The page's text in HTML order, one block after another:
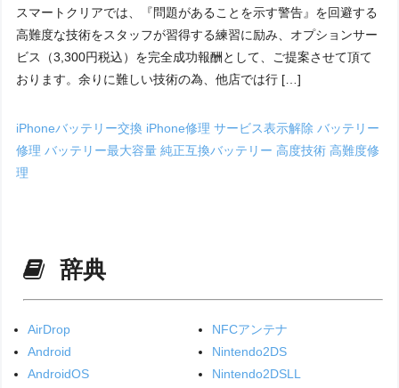
スマートクリアでは、『問題があることを示す警告』を回避する
高難度な技術をスタッフが習得する練習に励み、オプションサー
ビス（3,300円税込）を完全成功報酬として、ご提案させて頂て
おります。余りに難しい技術の為、他店では行 […]
iPhoneバッテリー交換 iPhone修理サービス表示解除バッテリー
修理バッテリー最大容量純正互換バッテリー高度技術高難度修
理
辞典
AirDrop
Android
AndroidOS
NFCアンテナ
Nintendo2DS
Nintendo2DSLL